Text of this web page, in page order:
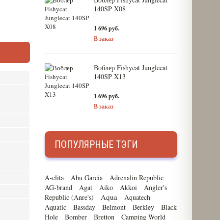
140SP X08
1 696 руб.
В заказ
Воблер Fishycat Junglecat
140SP X13
1 696 руб.
В заказ
ПОПУЛЯРНЫЕ ТЭГИ
A-elita Abu Garcia
Adrenalin Republic
AG-brand
Agat Aiko Akkoi
Angler's
Republic (Anre's)
Aqua
Aquatech
Aquatic
Bassday Belmont Berkley
Black
Hole
Bomber Bretton
Camping World